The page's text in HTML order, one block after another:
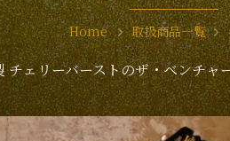
Home 取扱商品一覧
チェリーバーストのザ・ベンチャ